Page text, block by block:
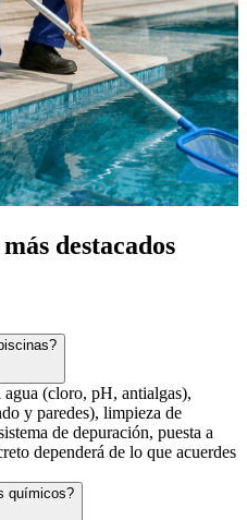
destacados
(cloro, pH, antialgas),
y paredes), limpieza de
de depuración, puesta a
dependerá de lo que acuerdes
químicos?